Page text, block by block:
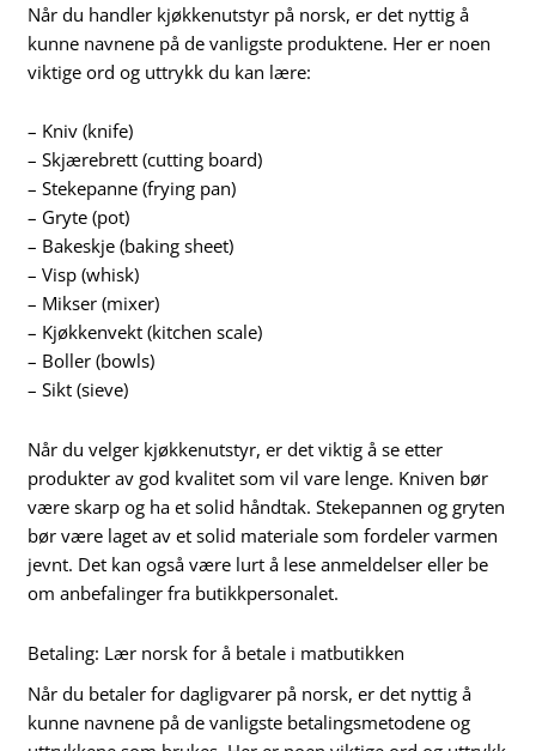
Når du handler kjøkkenutstyr på norsk, er det nyttig å
kunne navnene på de vanligste produktene. Her er noen
viktige ord og uttrykk du kan lære:
– Kniv (knife)
– Skjærebrett (cutting board)
– Stekepanne (frying pan)
– Gryte (pot)
– Bakeskje (baking sheet)
– Visp (whisk)
– Mikser (mixer)
– Kjøkkenvekt (kitchen scale)
– Boller (bowls)
– Sikt (sieve)
Når du velger kjøkkenutstyr, er det viktig å se etter
produkter av god kvalitet som vil vare lenge. Kniven bør
være skarp og ha et solid håndtak. Stekepannen og gryten
bør være laget av et solid materiale som fordeler varmen
jevnt. Det kan også være lurt å lese anmeldelser eller be
om anbefalinger fra butikkpersonalet.
Betaling: Lær norsk for å betale i matbutikken
Når du betaler for dagligvarer på norsk, er det nyttig å
kunne navnene på de vanligste betalingsmetodene og